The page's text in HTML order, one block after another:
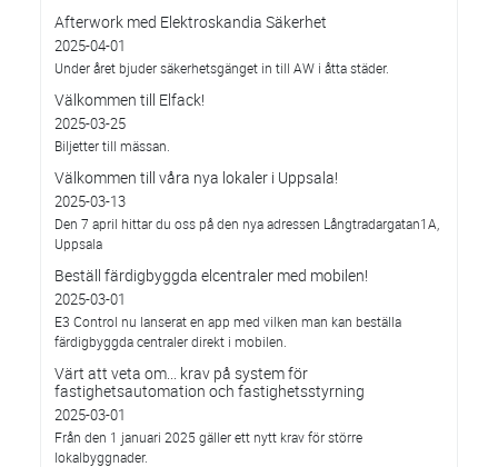
Afterwork med Elektroskandia Säkerhet
2025-04-01
Under året bjuder säkerhetsgänget in till AW i åtta städer.
Välkommen till Elfack!
2025-03-25
Biljetter till mässan.
Välkommen till våra nya lokaler i Uppsala!
2025-03-13
Den 7 april hittar du oss på den nya adressen Långtradargatan1A,
Uppsala
Beställ färdigbyggda elcentraler med mobilen!
2025-03-01
E3 Control nu lanserat en app med vilken man kan beställa
färdigbyggda centraler direkt i mobilen.
Värt att veta om... krav på system för
fastighetsautomation och fastighetsstyrning
2025-03-01
Från den 1 januari 2025 gäller ett nytt krav för större
lokalbyggnader.